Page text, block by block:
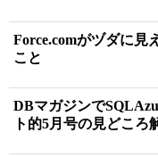
Force.comがヅダに見
こと
DBマガジンで
ト的5月号の見どころ